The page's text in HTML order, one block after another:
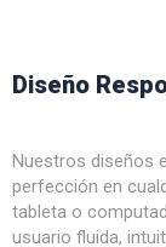
Diseño
Nuestros diseños
perfección en
tableta o
usuario fluida,